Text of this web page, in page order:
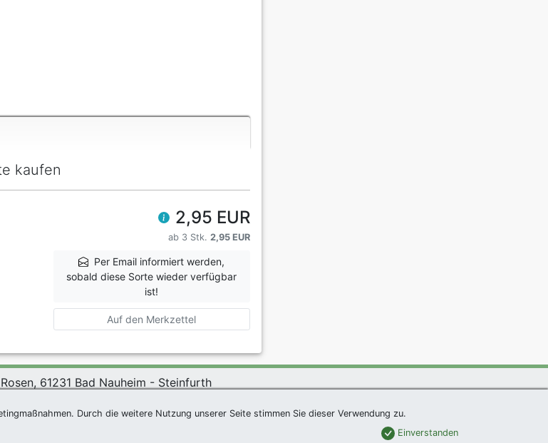
kaufen
2,95 EUR
ab 3 Stk. 2,95 EUR
Per Email informiert werden,
sobald diese Sorte wieder verfügbar
ist!
Auf den Merkzettel
61231 Bad Nauheim - Steinfurth
Durch die weitere Nutzung unserer Seite stimmen Sie dieser Verwendung zu.
Einverstanden